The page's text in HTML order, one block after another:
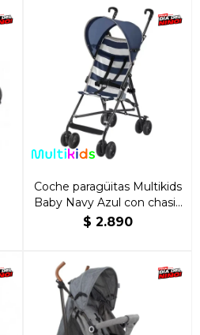
Coche paragüitas Multikids
Baby Navy Azul con chasis
color negro
$ 2.890